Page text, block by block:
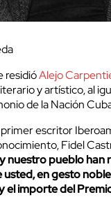
residióAlejo
y artístico, al
de la Nación
escritor
Fidel
nuestro pueblo han
en gesto
el importe del